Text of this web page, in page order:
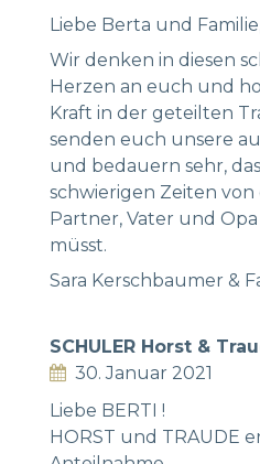
Liebe Berta und
Wir denken in diesen
Herzen an euch und
Kraft in der geteilten
senden euch unsere
und bedauern sehr,
schwierigen Zeiten
Partner, Vater und
müsst.
Sara Kerschbaumer &
SCHULER Horst &
30. Januar 2021
Liebe BERTI !
HORST und TRAUDE